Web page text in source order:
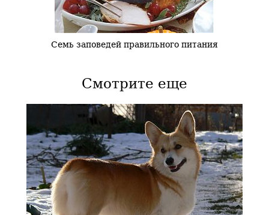
Семь заповедей правильного питания
Смотрите еще